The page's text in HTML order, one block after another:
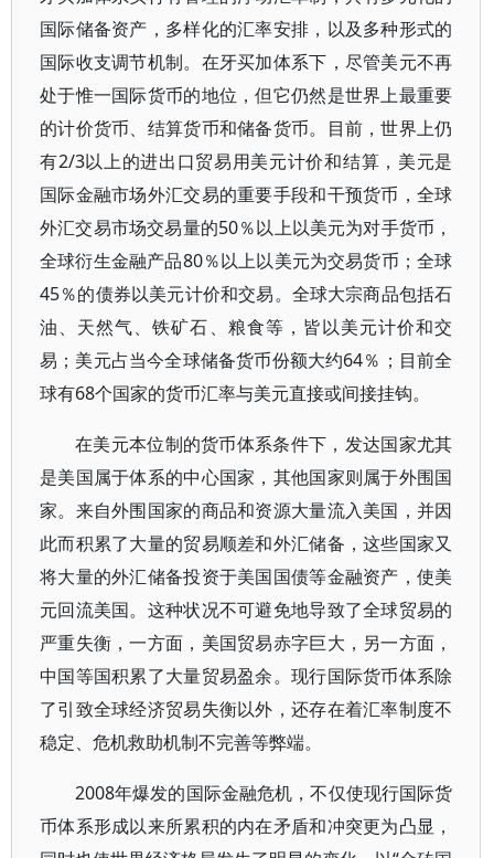
国际储备资产，多样化的汇率安排，以及多种形式的
国际收支调节机制。在牙买加体系下，尽管美元不再
处于惟一国际货币的地位，但它仍然是世界上最重要
的计价货币、结算货币和储备货币。目前，世界上仍
有2/3以上的进出口贸易用美元计价和结算，美元是
国际金融市场外汇交易的重要手段和干预货币，全球
外汇交易市场交易量的50％以上以美元为对手货币，
全球衍生金融产品80％以上以美元为交易货币；全球
45％的债券以美元计价和交易。全球大宗商品包括石
油、天然气、铁矿石、粮食等，皆以美元计价和交
易；美元占当今全球储备货币份额大约64％；目前全
球有68个国家的货币汇率与美元直接或间接挂钩。
在美元本位制的货币体系条件下，发达国家尤其
是美国属于体系的中心国家，其他国家则属于外围国
家。来自外围国家的商品和资源大量流入美国，并因
此而积累了大量的贸易顺差和外汇储备，这些国家又
将大量的外汇储备投资于美国国债等金融资产，使美
元回流美国。这种状况不可避免地导致了全球贸易的
严重失衡，一方面，美国贸易赤字巨大，另一方面，
中国等国积累了大量贸易盈余。现行国际货币体系除
了引致全球经济贸易失衡以外，还存在着汇率制度不
稳定、危机救助机制不完善等弊端。
2008年爆发的国际金融危机，不仅使现行国际货
币体系形成以来所累积的内在矛盾和冲突更为凸显，